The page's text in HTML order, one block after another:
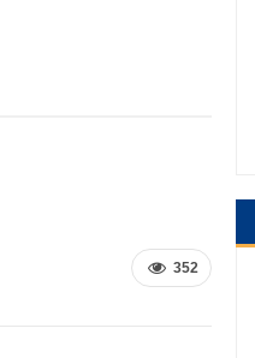
352